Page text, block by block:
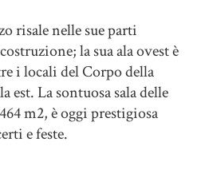
risale nelle sue parti
la sua ala ovest è
i locali del Corpo della
est. La sontuosa sala delle
m2, è oggi prestigiosa
e feste.